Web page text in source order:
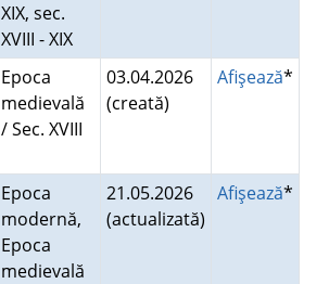
XIX, sec.
XVIII - XIX
Epoca
medievală
/ Sec. XVIII
03.04.2026
(creată)
Afişează*
Epoca
modernă,
Epoca
medievală
21.05.2026
(actualizată)
Afişează*